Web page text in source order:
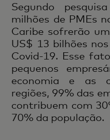
Segundo
milhões de PMEs
Caribe sofrerão
US$ 13 bilhões
Covid-19. Esse
pequenos
economia e as
regiões, 99% das
contribuem com
70% da população.